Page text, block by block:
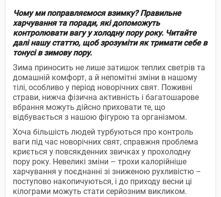
Чому ми поправляємося взимку? Правильне
харчування та поради, які допоможуть
контролювати вагу у холодну пору року. Читайте
далі нашу статтю, щоб зрозуміти як тримати себе в
тонусі в зимову пору.
Зима приносить не лише затишок теплих светрів та
домашній комфорт, а й непомітні зміни в нашому
тілі, особливо у період новорічних свят. Поживні
страви, нижча фізична активність і багатошарове
вбрання можуть дійсно приховати те, що
відбувається з нашою фігурою та організмом.
Хоча більшість людей турбуються про контроль
ваги під час новорічних свят, справжня проблема
криється у повсякденних звичках у прохолодну
пору року. Невеликі зміни – трохи калорійніше
харчування у поєднанні зі зниженою рухливістю –
поступово накопичуються, і до приходу весни ці
кілограми можуть стати серйозним викликом.